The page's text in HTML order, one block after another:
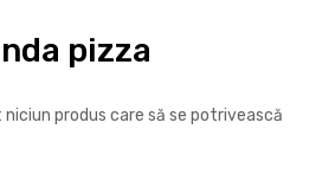
pizza
produs care să se potrivească